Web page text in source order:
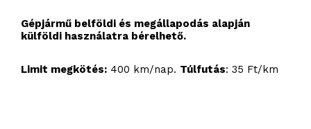
Gépjármű belföldi és megállapodás alapján
külföldi használatra bérelhető.
Limit megkötés: 400 km/nap. Túlfutás: 35 Ft/km